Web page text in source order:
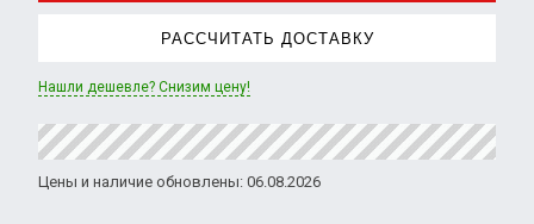
РАССЧИТАТЬ ДОСТАВКУ
Нашли дешевле? Снизим цену!
Цены и наличие обновлены: 06.08.2026